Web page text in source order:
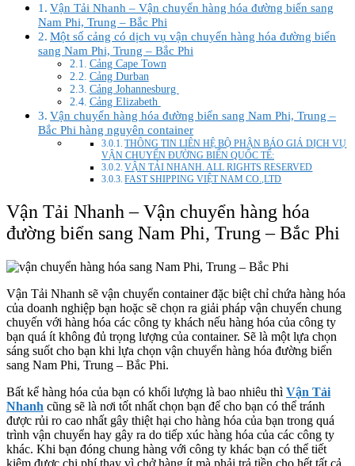
Vận Tải Nhanh – Vận chuyển hàng hóa đường biển sang
Nam Phi, Trung – Bắc Phi
Một số cảng có dịch vụ vận chuyển hàng hóa đường biển
sang Nam Phi, Trung – Bắc Phi
Cảng Cape Town
Cảng Durban
Cảng Johannesburg
Cảng Elizabeth
Vận chuyển hàng hóa đường biển sang Nam Phi, Trung –
Bắc Phi hàng nguyên container
THÔNG TIN LIÊN HỆ BỘ PHẬN BÁO GIÁ DỊCH VỤ
VẬN CHUYỂN ĐƯỜNG BIỂN QUỐC TẾ:
VẬN TẢI NHANH. ALL RIGHTS RESERVED
FAST SHIPPING VIỆT NAM CO.,LTD
Vận Tải Nhanh – Vận chuyển hàng hóa
đường biển sang Nam Phi, Trung – Bắc Phi
Vận Tải Nhanh sẽ vận chuyển container đặc biệt chỉ chứa hàng hóa
của doanh nghiệp bạn hoặc sẽ chọn ra giải pháp vận chuyển chung
chuyến với hàng hóa các công ty khách nếu hàng hóa của công ty
bạn quá ít không đủ trọng lượng của container. Sẽ là một lựa chọn
sáng suốt cho bạn khi lựa chọn vận chuyển hàng hóa đường biển
sang Nam Phi, Trung – Bắc Phi.
Bất kể hàng hóa của bạn có khối lượng là bao nhiêu thì Vận Tải
Nhanh cũng sẽ là nơi tốt nhất chọn bạn để cho bạn có thể tránh
được rủi ro cao nhất gây thiệt hại cho hàng hóa của bạn trong quá
trình vận chuyển hay gây ra do tiếp xúc hàng hóa của các công ty
khác. Khi bạn đóng chung hàng với công ty khác bạn có thể tiết
kiệm được chi phí thay vì chở hàng ít mà phải trả tiền cho hết tất cả